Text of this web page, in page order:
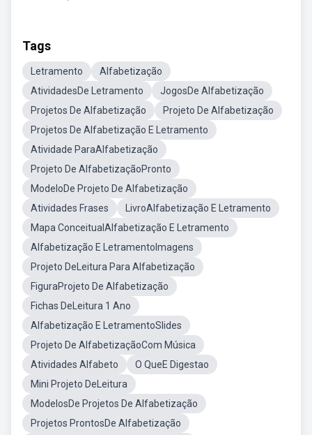
Tags
Letramento
Alfabetização
AtividadesDe Letramento
JogosDe Alfabetização
Projetos De Alfabetização
Projeto De Alfabetização
Projetos De Alfabetização E Letramento
Atividade ParaAlfabetização
Projeto De AlfabetizaçãoPronto
ModeloDe Projeto De Alfabetização
Atividades Frases
LivroAlfabetização E Letramento
Mapa ConceitualAlfabetização E Letramento
Alfabetização E LetramentoImagens
Projeto DeLeitura Para Alfabetização
FiguraProjeto De Alfabetização
Fichas DeLeitura 1 Ano
Alfabetização E LetramentoSlides
Projeto De AlfabetizaçãoCom Música
Atividades Alfabeto
O QueE Digestao
Mini Projeto DeLeitura
ModelosDe Projetos De Alfabetização
Projetos ProntosDe Alfabetização